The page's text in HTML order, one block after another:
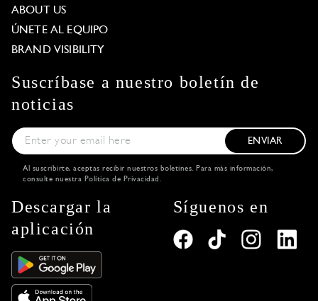
ABOUT US
ÚNETE AL EQUIPO
BRAND VISIBILITY
Suscríbase a nuestro boletín de
noticias
ENVIAR
Al suscribirte, aceptas recibir nuestros boletines. Para más información,
consulte nuestra Política de Privacidad .
Descargar la
aplicación
Síguenos en